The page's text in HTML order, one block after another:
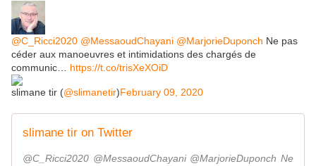
@C_Ricci2020 @MessaoudChayani @MarjorieDuponch Ne pas
céder aux manoeuvres et intimidations des chargés de
communic… https://t.co/trisXeXOiD
slimane tir (@slimanetir)February 09, 2020
slimane tir on Twitter
@C_Ricci2020 @MessaoudChayani @MarjorieDuponch Ne